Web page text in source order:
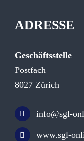
ADRESSE
Geschäftsstelle
Postfach
8027 Zürich
info@sgl-
www.sgl-